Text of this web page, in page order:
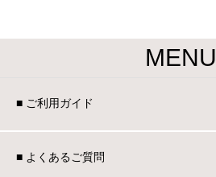
MENU
■ ご利用ガイド
■ よくあるご質問